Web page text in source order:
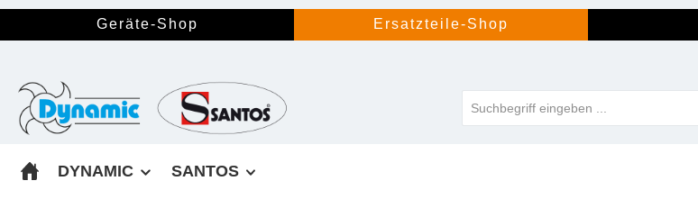
Zur Hauptnavigation springen
Geräte-Shop Ersatzteile-Shop
DYNAMIC SANTOS